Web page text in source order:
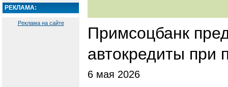
РЕКЛАМА:
Реклама на сайте
Примсоцбанк
автокредиты при
6 мая 2026